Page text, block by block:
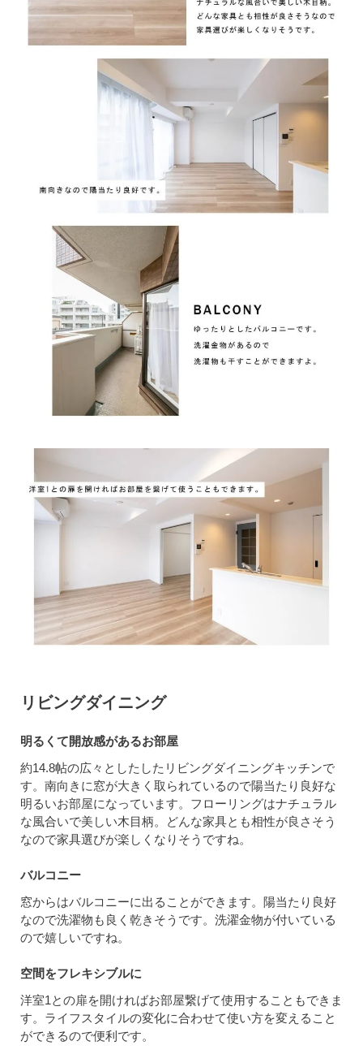
リビングダイニング
明るくて開放感があるお部屋
約14.8帖の広々としたしたリビングダイニングキッチンで
す。南向きに窓が大きく取られているので陽当たり良好な
明るいお部屋になっています。フローリングはナチュラル
な風合いで美しい木目柄。どんな家具とも相性が良さそう
なので家具選びが楽しくなりそうですね。
バルコニー
窓からはバルコニーに出ることができます。陽当たり良好
なので洗濯物も良く乾きそうです。洗濯金物が付いている
ので嬉しいですね。
空間をフレキシブルに
洋室1との扉を開ければお部屋繋げて使用することもできま
す。ライフスタイルの変化に合わせて使い方を変えること
ができるので便利です。